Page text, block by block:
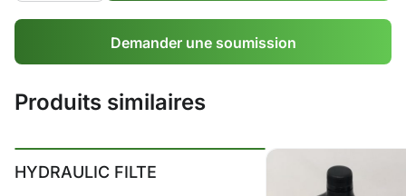
Demander une soumission
Produits similaires
HYDRAULIC FILTE